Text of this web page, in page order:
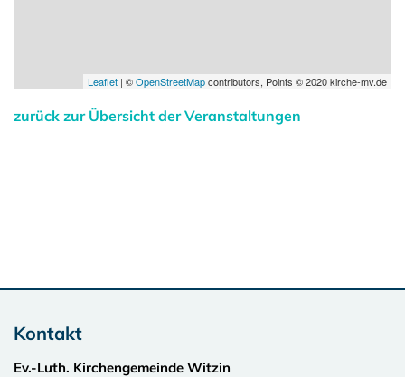
Leaflet | ©OpenStreetMapcontributors, Points © 2020 kirche-mv.de
zurück zur Übersicht der Veranstaltungen
Kontakt
Ev.-Luth. Kirchengemeinde Witzin